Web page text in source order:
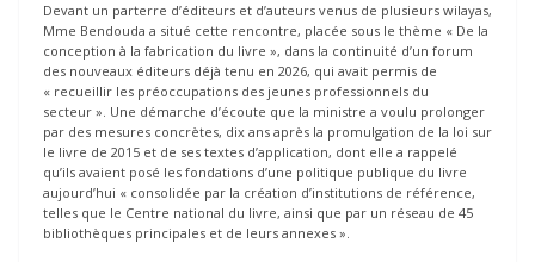
Devant un parterre d’éditeurs et d’auteurs venus de plusieurs wilayas,
Mme Bendouda a situé cette rencontre, placée sous le thème « De la
conception à la fabrication du livre », dans la continuité d’un forum
des nouveaux éditeurs déjà tenu en 2026, qui avait permis de
« recueillir les préoccupations des jeunes professionnels du
secteur ». Une démarche d’écoute que la ministre a voulu prolonger
par des mesures concrètes, dix ans après la promulgation de la loi sur
le livre de 2015 et de ses textes d’application, dont elle a rappelé
qu’ils avaient posé les fondations d’une politique publique du livre
aujourd’hui « consolidée par la création d’institutions de référence,
telles que le Centre national du livre, ainsi que par un réseau de 45
bibliothèques principales et de leurs annexes ».